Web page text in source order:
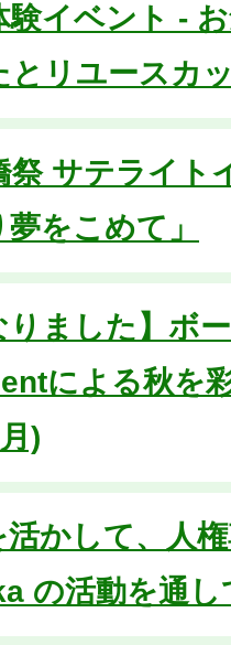
験イベント -
とリユースカ
祭 サテライト
をこめて」
りました】ボ
による秋を
)
活かして、人
の活動を通し